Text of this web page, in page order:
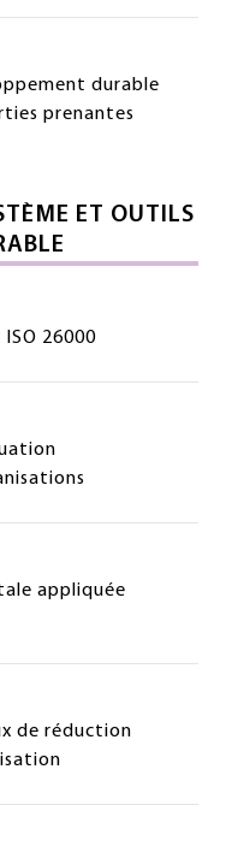
durable
prenantes
ET OUTILS
26000
appliquée
de réduction